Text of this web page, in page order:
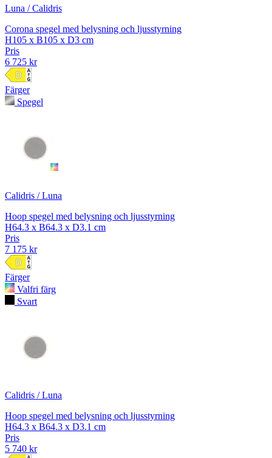
Luna / Calidris
Corona spegel med belysning och ljusstyrning
H105 x B105 x D3 cm
Pris
6 725 kr
Färger
Spegel
Calidris / Luna
Hoop spegel med belysning och ljusstyrning
H64.3 x B64.3 x D3.1 cm
Pris
7 175 kr
Färger
Valfri färg
Svart
Calidris / Luna
Hoop spegel med belysning och ljusstyrning
H64.3 x B64.3 x D3.1 cm
Pris
5 740 kr